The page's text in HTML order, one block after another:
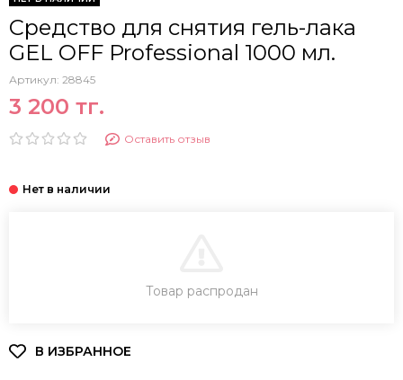
Средство для снятия гель-лака
GEL OFF Professional 1000 мл.
Артикул: 28845
3 200 тг.
Оставить отзыв
Товар распродан